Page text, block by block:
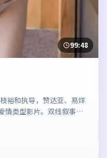
99:48
裕和执导，赞达亚、易烊
情类型影片。双线叙事把
创信息可供检索参考，